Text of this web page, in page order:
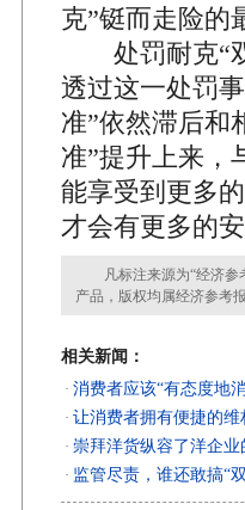
克”铤而走险的
处罚耐克“双
透过这一处罚
准”依然滞后和
准”提升上来，
能享受到更多
才会有更多的安
凡标注来源为“经济参考
产品，版权均属经济参考
相关新闻：
· 消费者应该“有态度地
· 让消费者拥有便捷的维
· 崇拜洋货纵容了洋企业
· 监管尽责，谁还敢搞“